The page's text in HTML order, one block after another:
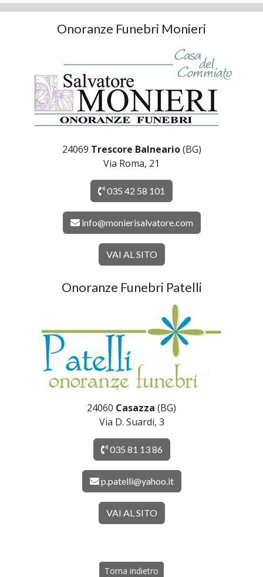
Onoranze Funebri Monieri
24069 Trescore Balneario(BG)
Via Roma, 21
035 42 58 101
info@monierisalvatore.com
VAI AL SITO
Onoranze Funebri Patelli
24060 Casazza (BG)
Via D. Suardi, 3
035 81 13 86
p.patelli@yahoo.it
VAI AL SITO
Torna indietro